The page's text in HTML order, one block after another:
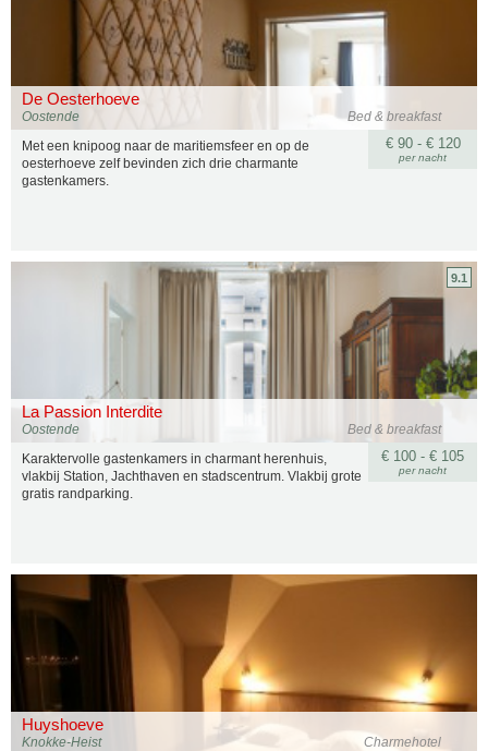
De Oesterhoeve
Bed & breakfast
Oostende
€ 90 - € 120
per nacht
Met een knipoog naar de maritiemsfeer en op de
oesterhoeve zelf bevinden zich drie charmante
gastenkamers.
La Passion Interdite
Bed & breakfast
Oostende
9.1
€ 100 - € 105
per nacht
Karaktervolle gastenkamers in charmant herenhuis,
vlakbij Station, Jachthaven en stadscentrum. Vlakbij grote
gratis randparking.
Huyshoeve
Charmehotel
Knokke-Heist